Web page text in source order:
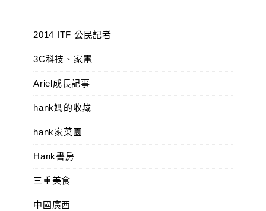
2014 ITF 公民記者
3C科技、家電
Ariel成長記事
hank媽的收藏
hank家菜園
Hank書房
三重美食
中國廣西